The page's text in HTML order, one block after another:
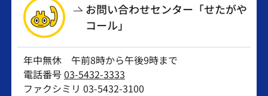
お問い合わせセンター「せたがや
コール」
年中無休 午前8時から午後9時まで
電話番号03-5432-3333
ファクシミリ 03-5432-3100